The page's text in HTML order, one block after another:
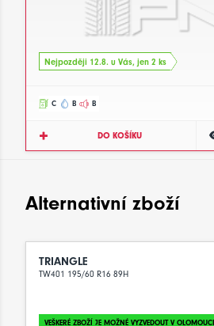
Nejpozději 12.8. u Vás, jen 2 ks
C B B
DO KOŠÍKU
Alternativní zboží
TRIANGLE
TW401 195/60 R16 89H
VEŠKERÉ ZBOŽÍ JE MOŽNÉ VYZVEDOUT V